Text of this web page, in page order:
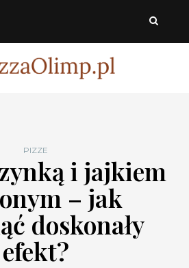
PIZZE
i jajkiem
– jak
doskonały
efekt?